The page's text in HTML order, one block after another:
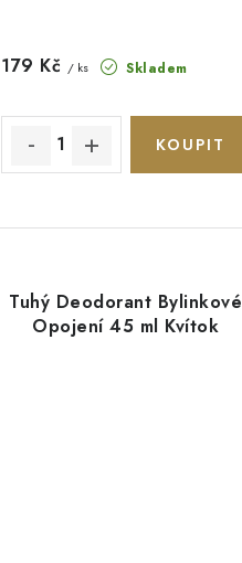
t
ů
Skladem
179 Kč / ks
Tuhý Deodorant Bylinkové
Opojení 45 ml Kvítok